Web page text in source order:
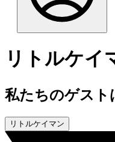
リトルケイ
私たちのゲスト
リトルケイマン